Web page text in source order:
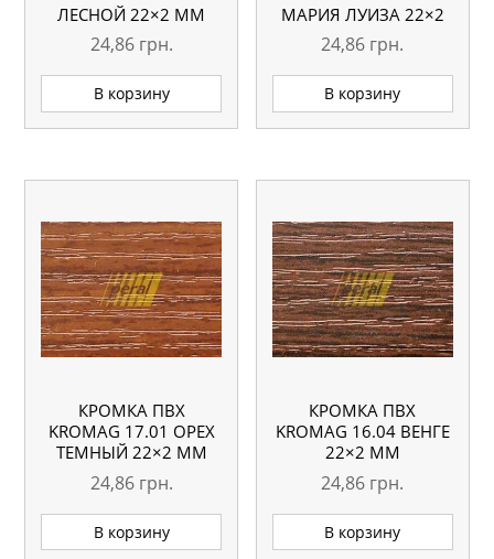
ЛЕСНОЙ 22×2 ММ
24,86 грн.
В корзину
МАРИЯ ЛУИЗА 22×2
ММ
24,86 грн.
В корзину
КРОМКА ПВХ
KROMAG 17.01 ОРЕХ
ТЕМНЫЙ 22×2 ММ
24,86 грн.
В корзину
КРОМКА ПВХ
KROMAG 16.04 ВЕНГЕ
22×2 ММ
24,86 грн.
В корзину